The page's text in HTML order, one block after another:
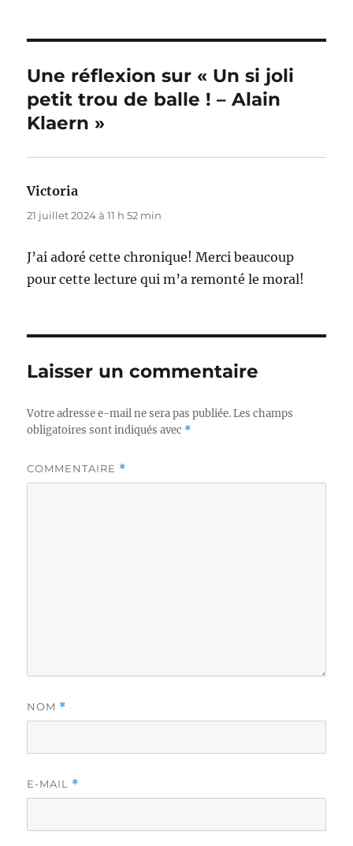
Une réflexion sur « Un si joli
petit trou de balle ! – Alain
Klaern »
Victoria
21 juillet 2024 à 11 h 52 min
J’ai adoré cette chronique! Merci beaucoup
pour cette lecture qui m’a remonté le moral!
Laisser un commentaire
Votre adresse e-mail ne sera pas publiée. Les champs
obligatoires sont indiqués avec *
COMMENTAIRE *
NOM *
E-MAIL *